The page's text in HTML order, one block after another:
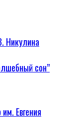
Никулина
сон”
Евгения